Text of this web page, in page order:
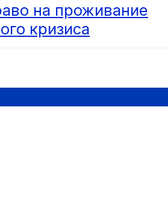
на проживание
кризиса